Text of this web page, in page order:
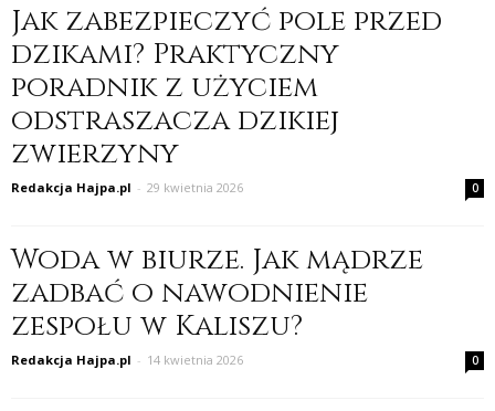
Jak zabezpieczyć pole przed
dzikami? Praktyczny
poradnik z użyciem
odstraszacza dzikiej
zwierzyny
Redakcja Hajpa.pl - 29 kwietnia 2026 0
Woda w biurze. Jak mądrze
zadbać o nawodnienie
zespołu w Kaliszu?
Redakcja Hajpa.pl - 14 kwietnia 2026 0